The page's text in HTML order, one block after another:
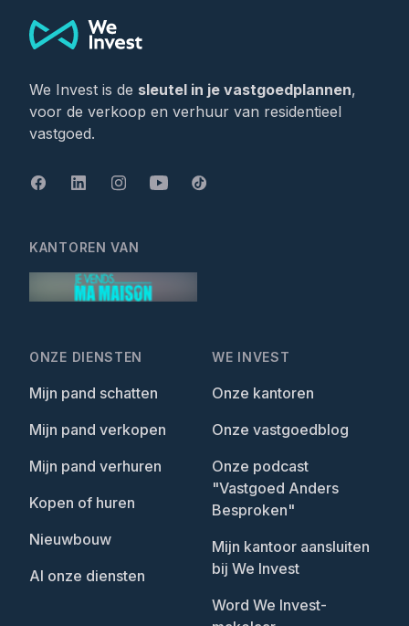
We Invest is de sleutel in je vastgoedplannen,
voor de verkoop en verhuur van residentieel
vastgoed.
ONZE DIENSTEN
Mijn pand schatten
Mijn pand verkopen
Mijn pand verhuren
Kopen of huren
Nieuwbouw
Al onze diensten
WE INVEST
Onze kantoren
Onze vastgoedblog
Onze podcast
"Vastgoed Anders
Besproken"
Mijn kantoor aansluiten
bij We Invest
Word We Invest-
KANTOREN VAN